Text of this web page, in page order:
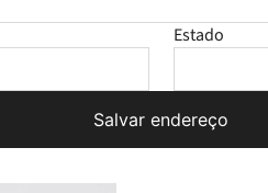
Estado
Salvar endereço